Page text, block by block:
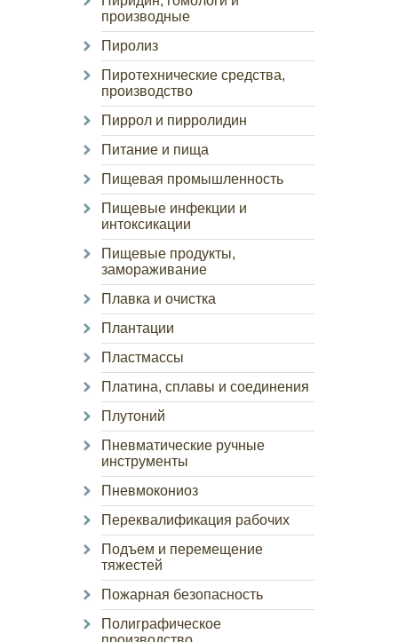
производные
Пиролиз
Пиротехнические средства,
производство
Пиррол и пирролидин
Питание и пища
Пищевая промышленность
Пищевые инфекции и
интоксикации
Пищевые продукты,
замораживание
Плавка и очистка
Плантации
Пластмассы
Платина, сплавы и соединения
Плутоний
Пневматические ручные
инструменты
Пневмокониоз
Переквалификация рабочих
Подъем и перемещение
тяжестей
Пожарная безопасность
Полиграфическое